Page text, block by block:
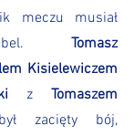
meczu musiał
Tomasz
Kisielewiczem
z Tomaszem
zacięty bój,